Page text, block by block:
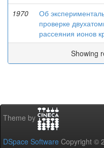
1970
Об
проверке
рассеяния ионов
Showing
Theme by
DSpace Software Copyright ©